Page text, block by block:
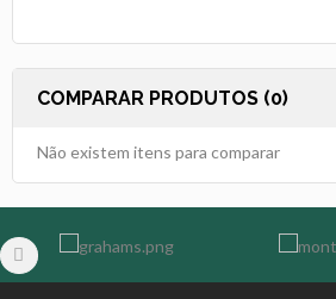
COMPARAR PRODUTOS (0)
Não existem itens para comparar